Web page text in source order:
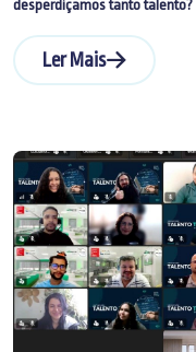
desperdiçamos tanto talento?
Ler Mais